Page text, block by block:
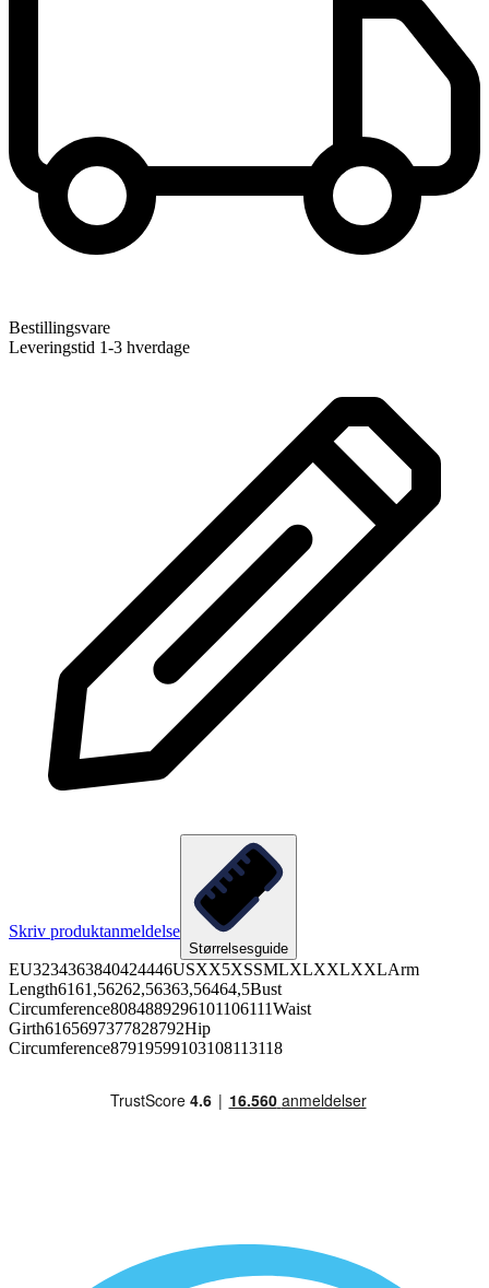
Bestillingsvare
Leveringstid 1-3 hverdage
Skriv produktanmeldelse
Størrelsesguide
EU3234363840424446USXX5XSSMLXLXXLXXLArm
Length6161,56262,56363,56464,5Bust
Circumference8084889296101106111Waist
Girth6165697377828792Hip
Circumference87919599103108113118